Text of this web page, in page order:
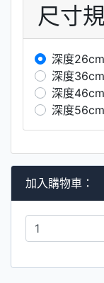
尺寸
深度
深度
深度
深度
加入購物車：